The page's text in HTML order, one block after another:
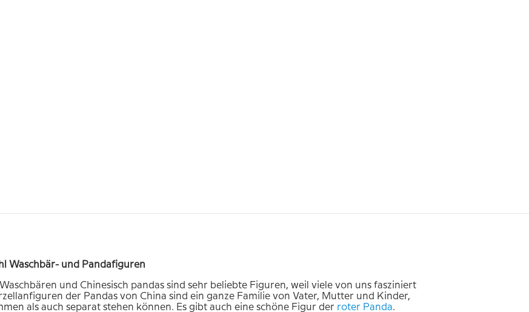
Waschbär- und Pandafiguren
und Chinesisch pandas sind sehr beliebte Figuren, weil viele von uns fasziniert
der Pandas von China sind ein ganze Familie von Vater, Mutter und Kinder,
als auch separat stehen können. Es gibt auch eine schöne Figur der roter Panda.